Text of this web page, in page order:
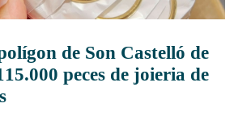
de Son Castelló de
peces de joieria de